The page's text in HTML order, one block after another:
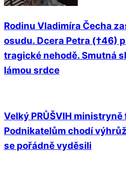
Rodinu Vladimíra Čecha
osudu. Dcera Petra (†46)
tragické nehodě. Smutná
lámou srdce
Velký PRŮŠVIH
Podnikatelům chodí
se pořádně vyděsili